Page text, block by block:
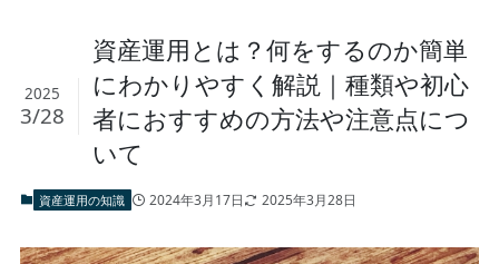
資産運用とは？何をするのか簡単
にわかりやすく解説｜種類や初心
者におすすめの方法や注意点につ
いて
2025
3/28
資産運用の知識 2024年3月17日 2025年3月28日